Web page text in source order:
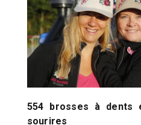
554 brosses à dents
sourires